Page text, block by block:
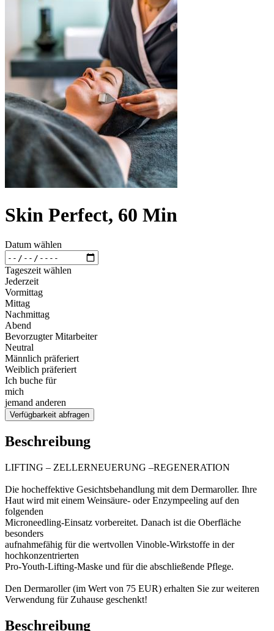
Skin Perfect, 60 Min
Datum wählen
Tageszeit wählen
Jederzeit
Vormittag
Mittag
Nachmittag
Abend
Bevorzugter Mitarbeiter
Neutral
Männlich präferiert
Weiblich präferiert
Ich buche für
mich
jemand anderen
Verfügbarkeit abfragen
Beschreibung
LIFTING – ZELLERNEUERUNG –REGENERATION
Die hocheffektive Gesichtsbehandlung mit dem Dermaroller. Ihre
Haut wird mit einem Weinsäure- oder Enzympeeling auf den
folgenden
Microneedling-Einsatz vorbereitet. Danach ist die Oberfläche
besonders
aufnahmefähig für die wertvollen Vinoble-Wirkstoffe in der
hochkonzentrierten
Pro-Youth-Lifting-Maske und für die abschließende Pflege.
Den Dermaroller (im Wert von 75 EUR) erhalten Sie zur weiteren
Verwendung für Zuhause geschenkt!
Beschreibung